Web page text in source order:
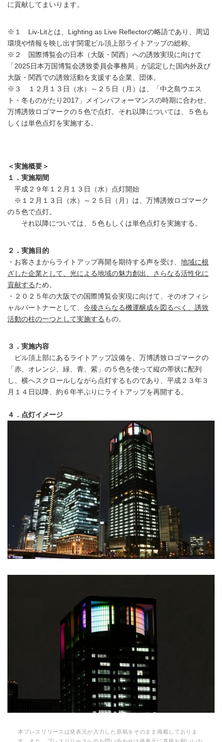
に貢献してまいります。
※１ Liv-Litとは、Lighting as Live Reflectorの略語であり、周辺
環境や情報を映し出す関電ビル頂上部ライトアップの総称。
※２ 国際博覧会の日本（大阪・関西）への誘致実現に向けて
「2025日本万国博覧会誘致委員会事務局」が認定した国内外及び
大阪・関西での誘致活動を支援する企業、団体。
※３ １２月１３日（水）～２５日（月）は、「中之島ウエス
ト・冬ものがたり2017」メインパフォーマンスの時期に合わせ、
万博誘致ロゴマークの５色で点灯。それ以降については、５色も
しくは単色点灯を実施する。
＜実施概要＞
１．実施期間
平成２９年１２月１３日（水）点灯開始
※１２月１３日（水）～２５日（月）は、万博誘致ロゴマーク
の５色で点灯。
それ以降については、５色もしくは単色点灯を実施する。
２．実施目的
・お客さまからライトアップ再開を期待する声を受け、 地域に根
ざした企業として、光による地域の魅力創出、さらなる活性化に
貢献する ため。
・２０２５年の大阪での国際博覧会実現に向けて、そのオフィシ
ャルパートナーとして、 今後さらなる機運醸成を図るべく、誘致
活動の柱の一つとして実施する もの。
３．実施内容
ビル頂上部にあるライトアップ設備を、万博誘致ロゴマークの
「赤、オレンジ、緑、青、紫」の５色を使って縦の帯状に配列
し、横へスクロールしながら点灯するものであり、平成２３年３
月１４日以降、約６年半ぶりにライトアップを再開する。
４．点灯イメージ
本プレスリリースは発表元が入力した原稿をそのまま掲載しておりま